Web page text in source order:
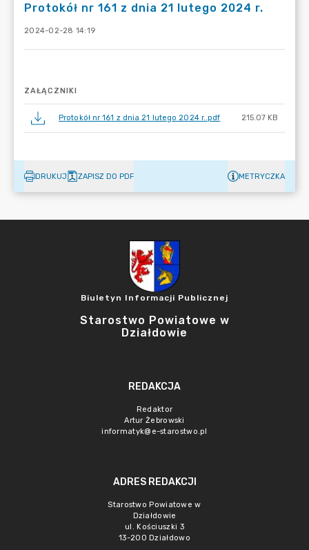
Protokół nr 161 z dnia 21 lutego 2024 r.
2024-02-28 14:19
ZAŁĄCZNIKI
Protokół nr 161 z dnia 21 lutego 2024 r..pdf 215.07 KB
DRUKUJ ZAPISZ DO PDF METRYCZKA
Biuletyn Informacji Publicznej
Starostwo Powiatowe w
Działdowie
REDAKCJA
Redaktor
Artur Żebrowski
informatyk@e-starostwo.pl
ADRES REDAKCJI
Starostwo Powiatowe w
Działdowie
ul. Kościuszki 3
13-200 Działdowo